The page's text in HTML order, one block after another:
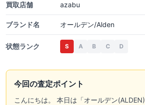
買取店舗 azabu
ブランド名 オールデン/Alden
状態ランク S A B C D
今回の査定ポイント
こんにちは。 本日は「オールデン(ALDEN)